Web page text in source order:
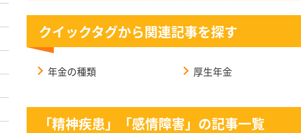
クイックタグから関連記事を探す
年金の種類 厚生年金
「精神疾患」「感情障害」の記事一覧